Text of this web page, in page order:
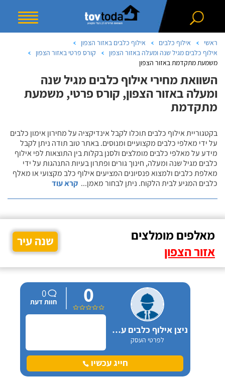
ראשי אילוף כלבים
אילוף כלבים באזור הצפון
אילוף כלבים מגיל שנה ומעלה באזור הצפון
קורס פרטי באזור הצפון
משמעת מתקדמת באזור הצפון
השוואת מחירי אילוף כלבים מגיל שנה
ומעלה באזור הצפון, קורס פרטי, משמעת
מתקדמת
בקטגוריית אילוף כלבים תוכלו לקבל אינדיקציה על מחירון אימון כלבים
על ידי מאלפי כלבים מקצועיים ומנוסים. באתר טוב תודה ניתן לקבל
מידע על מאלפי כלבים מומלצים ולסנן בקלות בין התוצאות לפי אילוף
כלבים מגיל שנה ומעלה, חינוך גורים ופתרון בעיות התנהגות על ידי
מאלפת כלבים ולמצוא פנסיונים המציעים אילוף כלב מקצועי או מאלף
כלבים המגיע לבית הלקוח. ניתן לבחור מאמן... קרא עוד
מאלפים מומלצים
אזור הצפון
שנה עיר
ניצן אילוף כלבים על הכנרת
לפרטי העסק
0
0
חוות דעת
חייג עכשיו